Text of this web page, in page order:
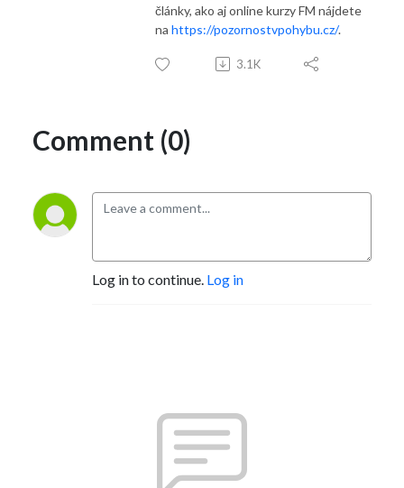
články, ako aj online kurzy FM nájdete
na https://pozornostvpohybu.cz/.
3.1K
Comment (0)
Log in to continue. Log in